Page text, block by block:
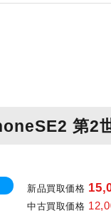
第2
新品買取価格
中古買取価格